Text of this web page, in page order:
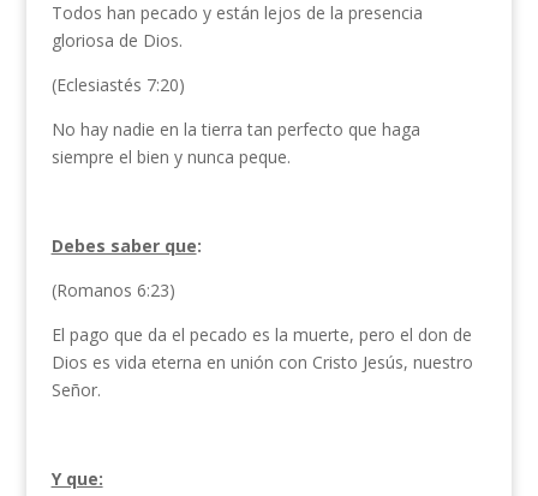
Todos han pecado y están lejos de la presencia
gloriosa de Dios.
(Eclesiastés 7:20)
No hay nadie en la tierra tan perfecto que haga
siempre el bien y nunca peque.
Debes saber que:
(Romanos 6:23)
El pago que da el pecado es la muerte, pero el don de
Dios es vida eterna en unión con Cristo Jesús, nuestro
Señor.
Y que: